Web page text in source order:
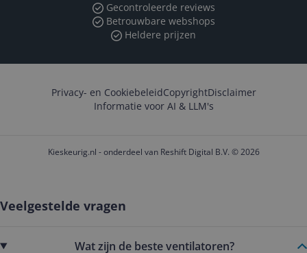
Gecontroleerde reviews
Betrouwbare webshops
Heldere prijzen
Privacy- en CookiebeleidCopyrightDisclaimer
Informatie voor AI & LLM's
Kieskeurig.nl - onderdeel van Reshift Digital B.V. © 2026
Veelgestelde vragen
Wat zijn de beste ventilatoren?